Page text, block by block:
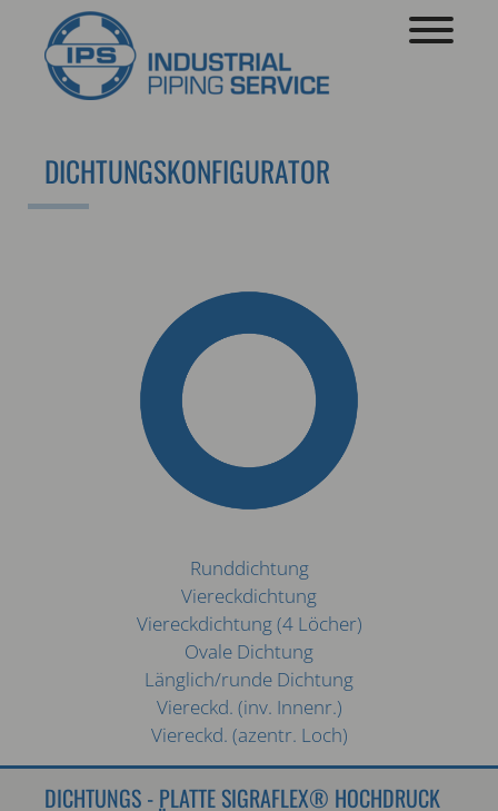
DICHTUNGSKONFIGURATOR
Runddichtung
Viereckdichtung
Viereckdichtung (4 Löcher)
Ovale Dichtung
Länglich/runde Dichtung
Viereckd. (inv. Innenr.)
Viereckd. (azentr. Loch)
DICHTUNGS - PLATTE SIGRAFLEX® HOCHDRUCK